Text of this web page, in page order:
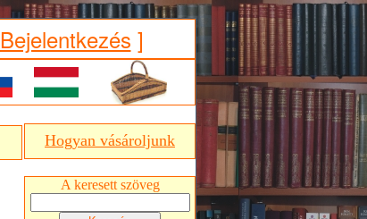
Bejelentkezés ]
Hogyan vásároljunk
A keresett szöveg